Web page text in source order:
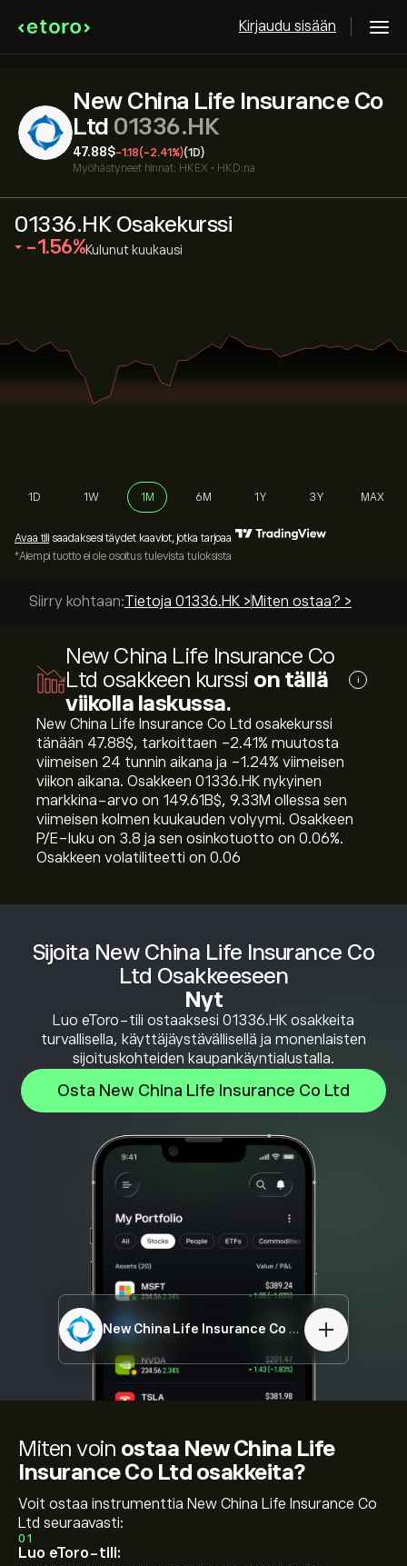
Kirjaudu sisään
New China Life Insurance Co
Ltd 01336.HK
47.88‎$‎-1.18(-2.41%)(1D)
Myöhästyneet hinnat: HKEX • HKD:na
Sijoita New China Life Insurance Co
Ltd Osakkeeseen
Nyt
Luo eToro-tili ostaaksesi 01336.HK osakkeita
turvallisella, käyttäjäystävällisellä ja monenlaisten
sijoituskohteiden kaupankäyntialustalla.
Osta New China Life Insurance Co Ltd
New China Life Insurance Co Ltd 01336.HK
01336.HK Osakekurssi
‎-1.56‎ Kulunut kuukausi
1D 1W 1M 6M 1Y 3Y MAX
Avaa tili saadaksesi täydet kaaviot, jotka tarjoaa
*Aiempi tuotto ei ole osoitus tulevista tuloksista
Siirry kohtaan:Tietoja 01336.HK > Miten ostaa? >
New China Life Insurance Co
Ltd osakkeen kurssi on tällä
viikolla laskussa.
i
New China Life Insurance Co Ltd osakekurssi
tänään 47.88‎$‎, tarkoittaen ‎-2.41‎% muutosta
viimeisen 24 tunnin aikana ja ‎-1.24‎% viimeisen
viikon aikana. Osakkeen 01336.HK nykyinen
markkina-arvo on 149.61B‎$‎, 9.33M ollessa sen
viimeisen kolmen kuukauden volyymi. Osakkeen
P/E-luku on 3.8 ja sen osinkotuotto on 0.06%.
Osakkeen volatiliteetti on 0.06
Miten voin ostaa New China Life
Insurance Co Ltd osakkeita?
Voit ostaa instrumenttia New China Life Insurance Co
Ltd seuraavasti:
01
Luo eToro-tili: